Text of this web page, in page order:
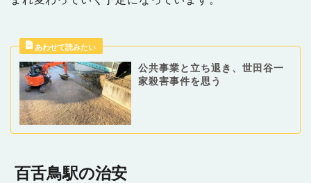
公共事業と立ち退き、世田谷一
家殺害事件を思う
百舌鳥駅の治安